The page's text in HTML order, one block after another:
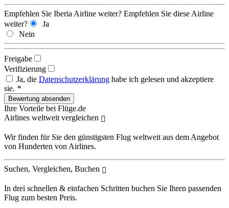
Empfehlen Sie Iberia Airline weiter? Empfehlen Sie diese Airline
weiter?
Ja
Nein
Freigabe
Verifizierung
Ja, die Datenschutzerklärung habe ich gelesen und akzeptiere
sie. *
Ihre Vorteile bei Flüge.de
Airlines weltweit vergleichen
Wir finden für Sie den günstigsten Flug weltweit aus dem Angebot
von Hunderten von Airlines.
Suchen, Vergleichen, Buchen
In drei schnellen & einfachen Schritten buchen Sie Ihren passenden
Flug zum besten Preis.